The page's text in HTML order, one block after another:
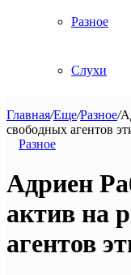
Разное
Слухи
Главная/Еще/Разное/
свободных агентов
Разное
Адриен
актив на
агентов